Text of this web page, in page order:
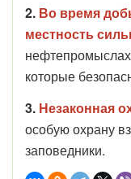
2. Во время
местность
которые
3. Незаконная
особую охрану
заповедники.